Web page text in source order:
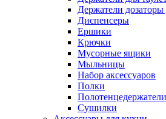
Держатели
Диспенсеры
Ершики
Крючки
Мусорные ящики
Мыльницы
Набор аксессуаров
Полки
Полотенцедержатели
Сушилки